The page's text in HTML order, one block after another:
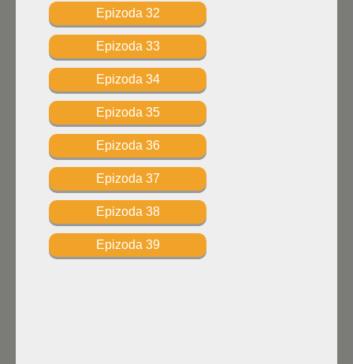
Epizoda 32
Epizoda 33
Epizoda 34
Epizoda 35
Epizoda 36
Epizoda 37
Epizoda 38
Epizoda 39